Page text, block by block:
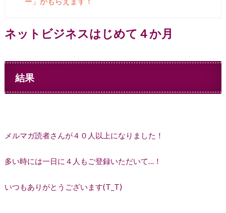
ネットビジネスはじめて４か月
結果
メルマガ読者さんが４０人以上になりました！
多い時には一日に４人もご登録いただいて…！
いつもありがとうございます(T_T)